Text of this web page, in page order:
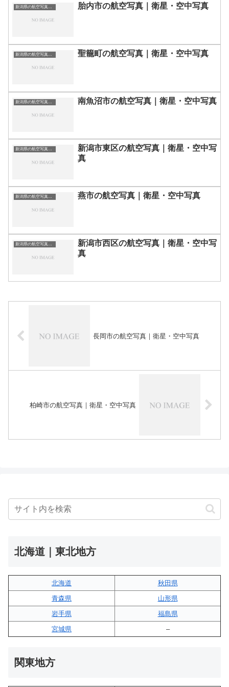
胎内市の航空写真｜衛星・空中写真
聖籠町の航空写真｜衛星・空中写真
南魚沼市の航空写真｜衛星・空中写真
新潟県の航空写真・空中写真
新潟市東区の航空写真｜衛星・空中写
真
新潟県の航空写真・空中写真 燕市の航空写真｜衛星・空中写真
新潟県の航空写真・空中写真
新潟市西区の航空写真｜衛星・空中写
真
長岡市の航空写真｜衛星・空中写真
柏崎市の航空写真｜衛星・空中写真
北海道｜東北地方
北海道
秋田県
青森県
山形県
岩手県
福島県
宮城県
–
関東地方